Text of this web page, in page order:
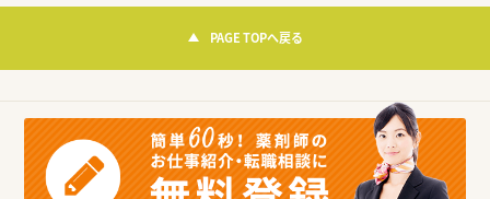
PAGE TOPへ戻る